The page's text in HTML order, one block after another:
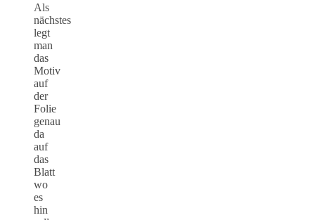
Als
nächstes
legt
man
das
Motiv
auf
der
Folie
genau
da
auf
das
Blatt
wo
es
hin